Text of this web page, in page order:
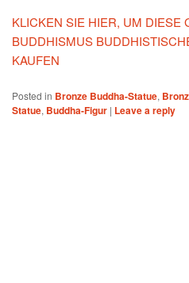
KLICKEN SIE HIER, UM DIESE
BUDDHISMUS
KAUFEN
Posted in Bronze Buddha-Statue,
Statue, Buddha-Figur | Leave a reply